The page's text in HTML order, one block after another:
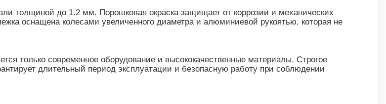
толщиной до 1.2 мм. Порошковая окраска защищает от коррозии и механических
оснащена колесами увеличенного диаметра и алюминиевой рукоятью, которая не
только современное оборудование и высококачественные материалы. Строгое
длительный период эксплуатации и безопасную работу при соблюдении